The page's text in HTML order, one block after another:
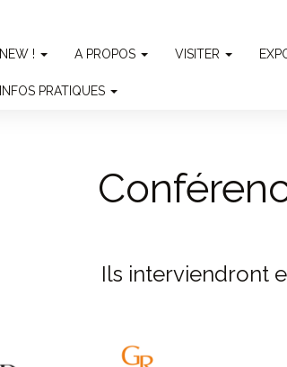
NEW ! A PROPOS VISITER
INFOS PRATIQUES
Ils interviendront